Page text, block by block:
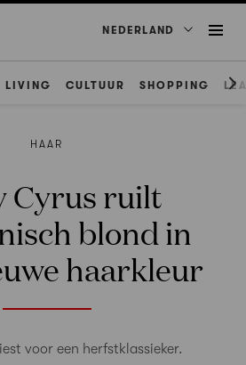
NEDERLAND
LIVING CULTUUR SHOPPING
HAAR
Cyrus ruilt
blond in
haarkleur
voor een herfstklassieker.